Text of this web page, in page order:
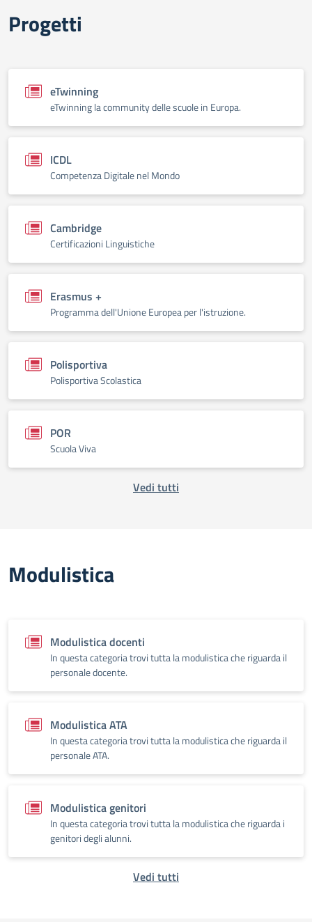
Progetti
eTwinning
eTwinning la community delle scuole in Europa.
ICDL
Competenza Digitale nel Mondo
Cambridge
Certificazioni Linguistiche
Erasmus +
Programma dell'Unione Europea per l'istruzione.
Polisportiva
Polisportiva Scolastica
POR
Scuola Viva
Vedi tutti
Modulistica
Modulistica docenti
In questa categoria trovi tutta la modulistica che riguarda il
personale docente.
Modulistica ATA
In questa categoria trovi tutta la modulistica che riguarda il
personale ATA.
Modulistica genitori
In questa categoria trovi tutta la modulistica che riguarda i
genitori degli alunni.
Vedi tutti